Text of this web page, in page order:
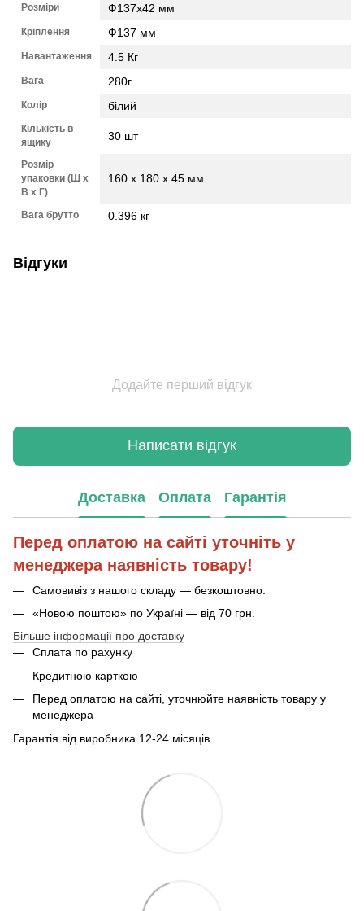
Розміри Ф137х42 мм
Кріплення Ф137 мм
Навантаження 4.5 Кг
Вага 280г
Колір білий
Кількість в
ящику
30 шт
Розмір
упаковки (Ш х
В х Г)
160 x 180 x 45 мм
Вага брутто 0.396 кг
Відгуки
Додайте перший відгук
Написати відгук
Доставка Оплата Гарантія
Перед оплатою на сайті уточніть у
менеджера наявність товару!
Самовивіз з нашого складу — безкоштовно.
«Новою поштою» по Україні — від 70 грн.
Більше інформації про доставку
Сплата по рахунку
Кредитною карткою
Перед оплатою на сайті, уточнюйте наявність товару у
менеджера
Гарантія від виробника 12-24 місяців.